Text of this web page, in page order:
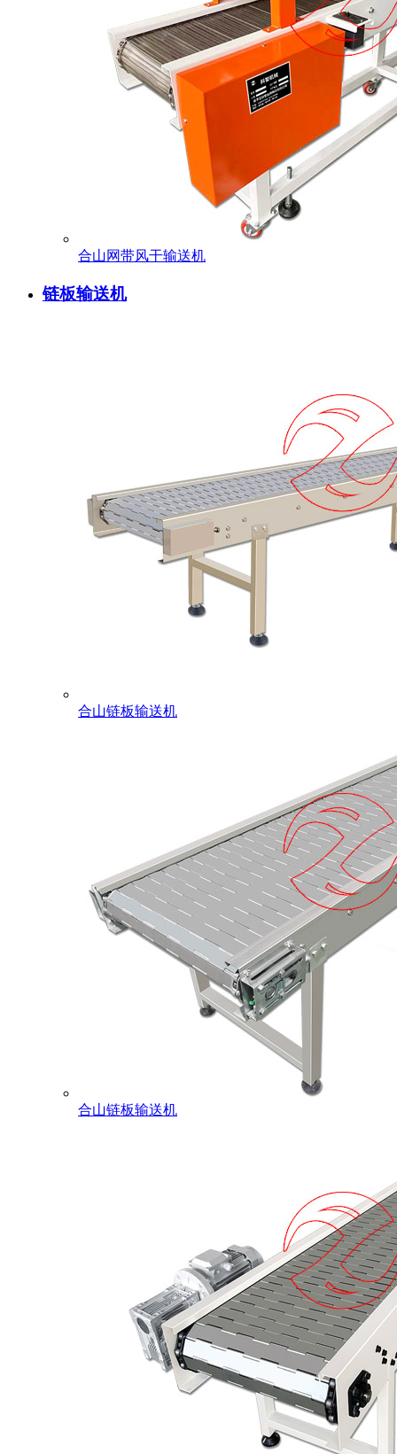
合山网带风干输送机
链板输送机
合山链板输送机
合山链板输送机